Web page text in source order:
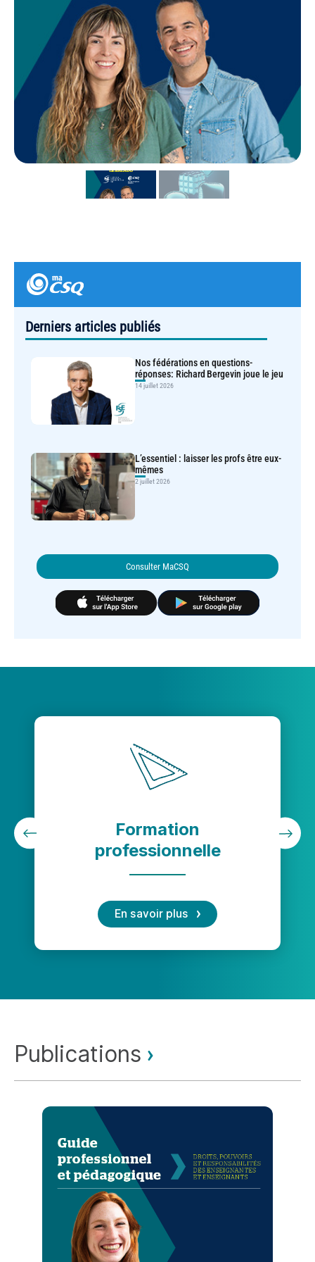
Formation
professionnelle
En savoir plus
Publications